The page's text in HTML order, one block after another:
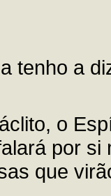
tenho a
o
por
que